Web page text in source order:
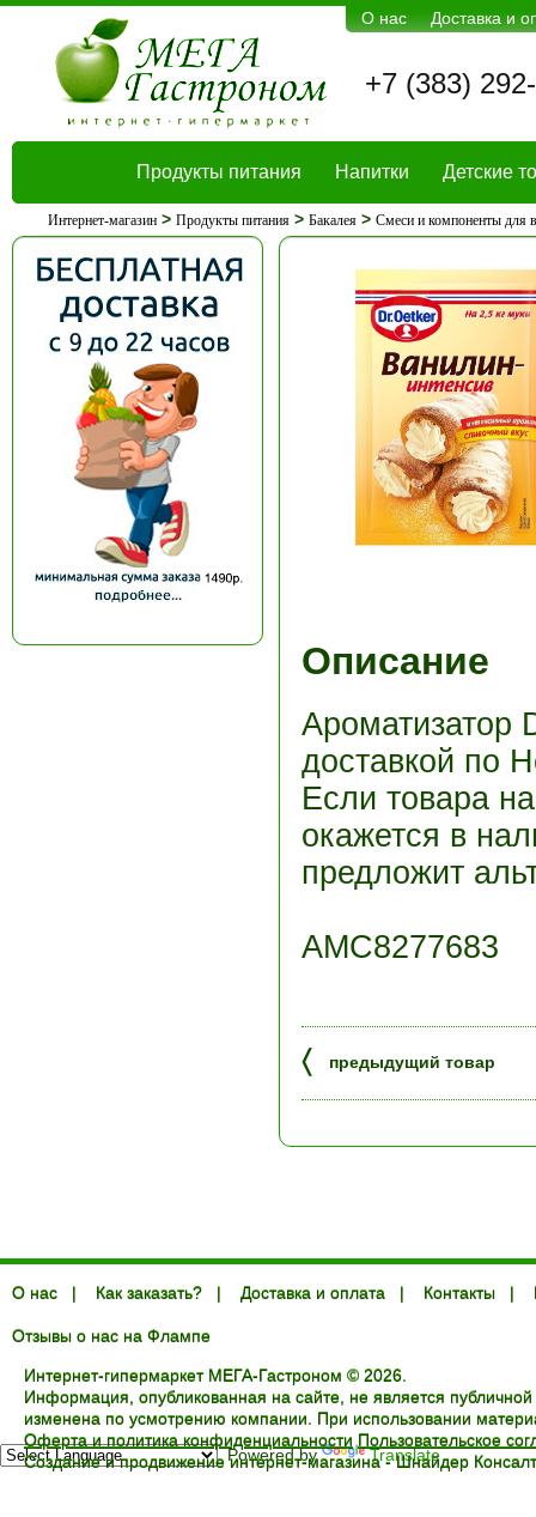
О нас Доставка и
+7 (383)
Продукты питания Напитки Детские
Интернет-магазин> Продукты питания> Бакалея> Смеси и компоненты для
Описание
Ароматизатор
доставкой по
Если товара
окажется в
предложит
АМС8277683
〈 предыдущий товар
О нас | Как заказать? | Доставка и оплата | Контакты |
Отзывы о нас на Флампе
Интернет-гипермаркет МЕГА-Гастроном © 2026.
Информация, опубликованная на сайте, не является
изменена по усмотрению компании. При использовании
Оферта и политика конфиденциальности Пользовательское
Создание и продвижение интернет-магазина -Шнайдер
Powered by Translate